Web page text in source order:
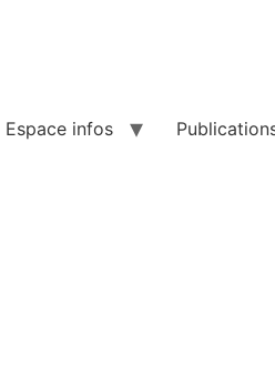
Espace infos